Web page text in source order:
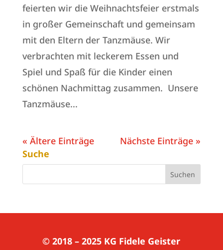
feierten wir die Weihnachtsfeier erstmals
in großer Gemeinschaft und gemeinsam
mit den Eltern der Tanzmäuse. Wir
verbrachten mit leckerem Essen und
Spiel und Spaß für die Kinder einen
schönen Nachmittag zusammen. Unsere
Tanzmäuse...
« Ältere Einträge
Nächste Einträge »
Suche
© 2018 – 2025 KG Fidele Geister